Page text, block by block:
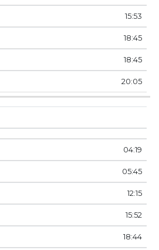
15:53
18:45
18:45
20:05
04:19
05:45
12:15
15:52
18:44